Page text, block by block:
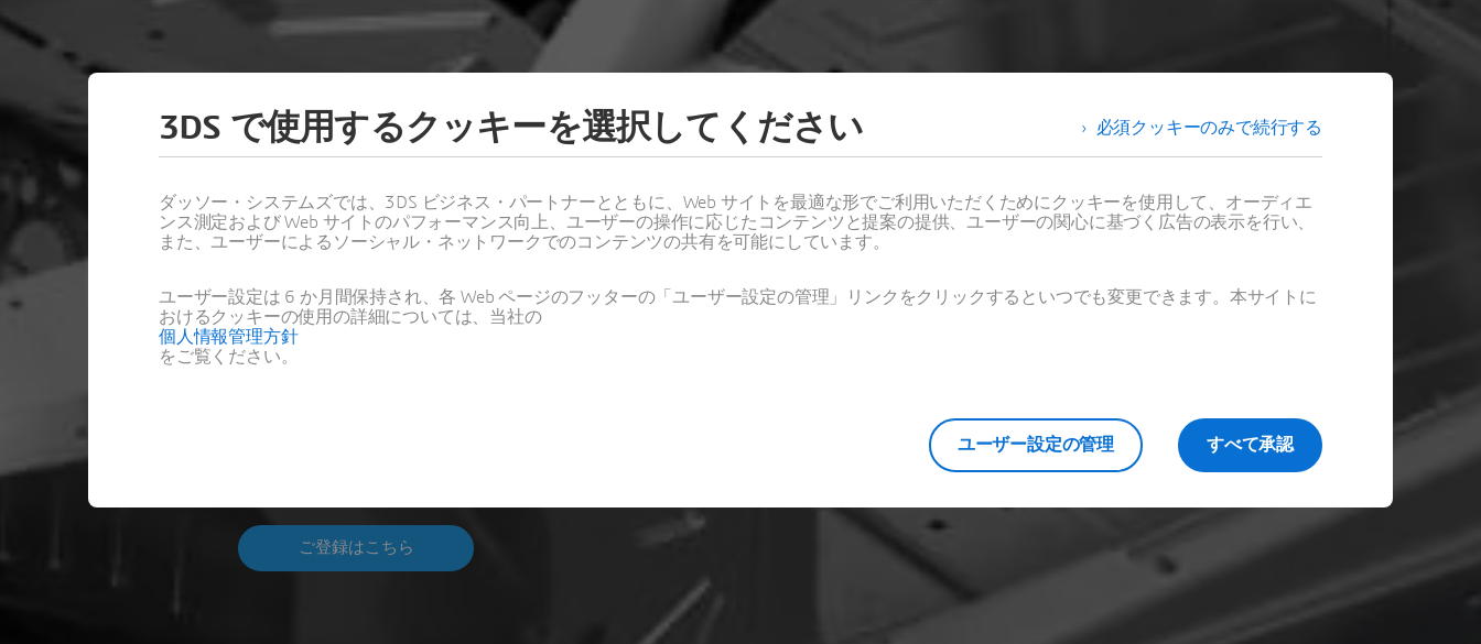
FLUID TECH DAY 2022
SIMULIAの流体ソリューションイベント
オンラインイベント
SIMULIAは、PowerFLOWユーザー様向けコミュニティイベントをオンラインで開催し
ご登録はこちら
必須クッキーのみで続行する
3DS で使用するクッキーを選択してください
ダッソー・システムズでは、3DS ビジネス・パートナーとともに、Web サイトを最適な形でご利用いただくためにクッキーを使用して、オーディエ
ンス測定および Web サイトのパフォーマンス向上、ユーザーの操作に応じたコンテンツと提案の提供、ユーザーの関心に基づく広告の表示を行い、
また、ユーザーによるソーシャル・ネットワークでのコンテンツの共有を可能にしています。
ユーザー設定は 6 か月間保持され、各 Web ページのフッターの「ユーザー設定の管理」リンクをクリックするといつでも変更できます。本サイトに
おけるクッキーの使用の詳細については、当社の
個人情報管理方針
をご覧ください。
すべて承認
ユーザー設定の管理